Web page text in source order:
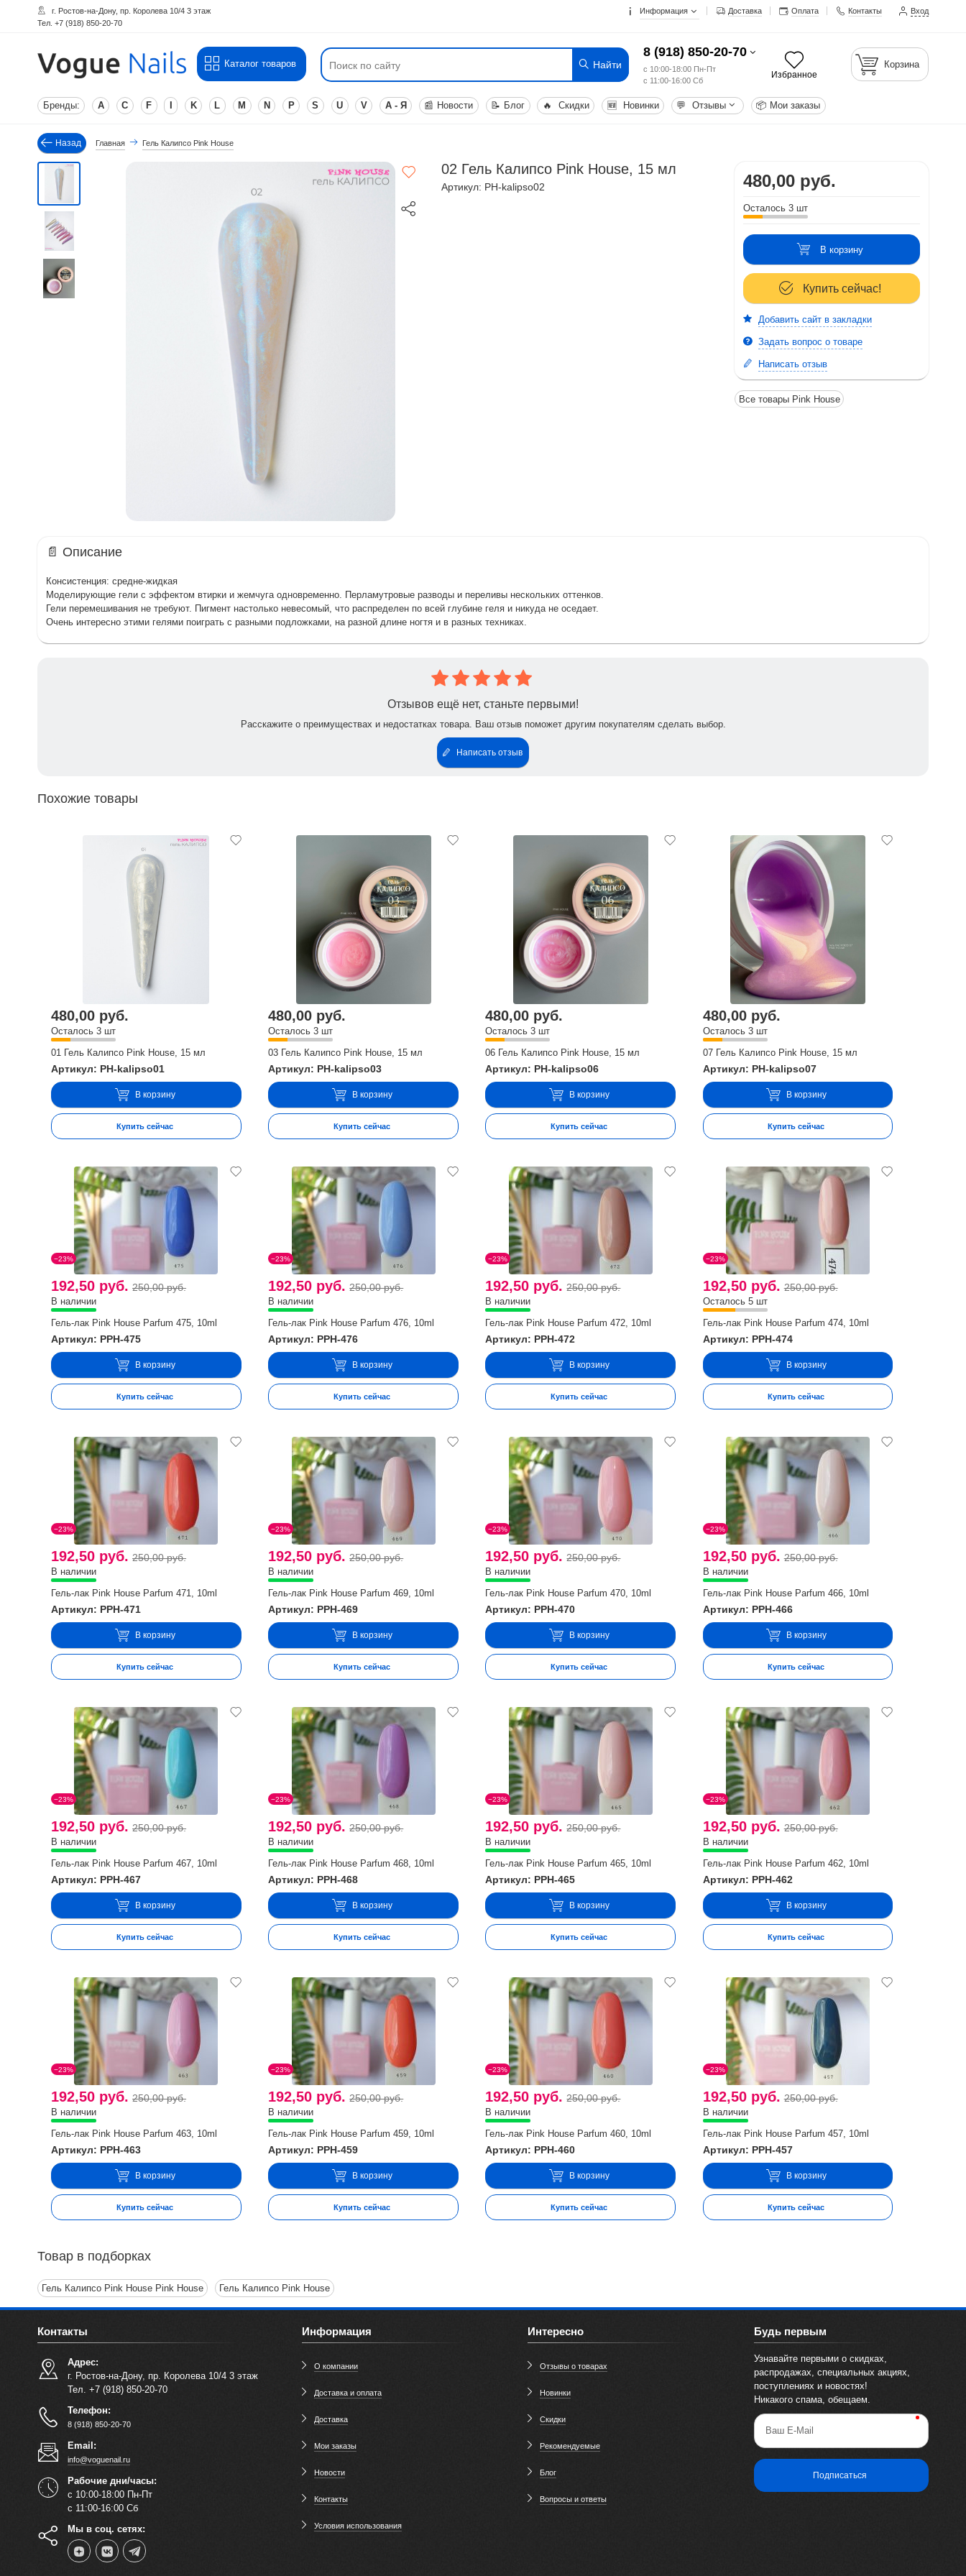
г. Ростов-на-Дону, пр. Королева 10/4 3 этаж
Тел. +7 (918) 850-20-70
Информация Доставка Оплата Контакты Вход
Каталог товаров Найти
8 (918) 850-20-70
с 10:00-18:00 Пн-Пт
с 11:00-16:00 Сб
Избранное
Корзина
Бренды: A C F K L M N P S U V А - Я 📰 Новости 📝 Блог 🔥 Скидки 🆕 Новинки 💬 Отзывы 📦 Мои заказы
Назад Главная Гель Калипсо Pink House
02 Гель Калипсо Pink House, 15 мл
Артикул: PH-kalipso02 480,00 руб.
Осталось 3 шт
В корзину
Купить сейчас!
Добавить сайт в закладки
Задать вопрос о товаре
Написать отзыв
Все товары Pink House
📄 Описание
Консистенция: средне-жидкая
Моделирующие гели с эффектом втирки и жемчуга одновременно. Перламутровые разводы и переливы нескольких оттенков.
Гели перемешивания не требуют. Пигмент настолько невесомый, что распределен по всей глубине геля и никуда не оседает.
Очень интересно этими гелями поиграть с разными подложками, на разной длине ногтя и в разных техниках.
Отзывов ещё нет, станьте первыми!
Расскажите о преимуществах и недостатках товара. Ваш отзыв поможет другим покупателям сделать выбор.
Написать отзыв
Похожие товары
480,00 руб.
Осталось 3 шт
01 Гель Калипсо Pink House, 15 мл
Артикул: PH-kalipso01
В корзину
Купить сейчас
480,00 руб.
Осталось 3 шт
03 Гель Калипсо Pink House, 15 мл
Артикул: PH-kalipso03
В корзину
Купить сейчас
480,00 руб.
Осталось 3 шт
06 Гель Калипсо Pink House, 15 мл
Артикул: PH-kalipso06
В корзину
Купить сейчас
480,00 руб.
Осталось 3 шт
07 Гель Калипсо Pink House, 15 мл
Артикул: PH-kalipso07
В корзину
Купить сейчас
−23%
192,50 руб. 250,00 руб.
В наличии
Гель-лак Pink House Parfum 475, 10ml
Артикул: PPH-475
В корзину
Купить сейчас
−23%
192,50 руб. 250,00 руб.
В наличии
Гель-лак Pink House Parfum 476, 10ml
Артикул: PPH-476
В корзину
Купить сейчас
−23%
192,50 руб. 250,00 руб.
В наличии
Гель-лак Pink House Parfum 472, 10ml
Артикул: PPH-472
В корзину
Купить сейчас
−23%
192,50 руб. 250,00 руб.
Осталось 5 шт
Гель-лак Pink House Parfum 474, 10ml
Артикул: PPH-474
В корзину
Купить сейчас
−23%
192,50 руб. 250,00 руб.
В наличии
Гель-лак Pink House Parfum 471, 10ml
Артикул: PPH-471
В корзину
Купить сейчас
−23%
192,50 руб. 250,00 руб.
В наличии
Гель-лак Pink House Parfum 469, 10ml
Артикул: PPH-469
В корзину
Купить сейчас
−23%
192,50 руб. 250,00 руб.
В наличии
Гель-лак Pink House Parfum 470, 10ml
Артикул: PPH-470
В корзину
Купить сейчас
−23%
192,50 руб. 250,00 руб.
В наличии
Гель-лак Pink House Parfum 466, 10ml
Артикул: PPH-466
В корзину
Купить сейчас
−23%
192,50 руб. 250,00 руб.
В наличии
Гель-лак Pink House Parfum 467, 10ml
Артикул: PPH-467
В корзину
Купить сейчас
−23%
192,50 руб. 250,00 руб.
В наличии
Гель-лак Pink House Parfum 468, 10ml
Артикул: PPH-468
В корзину
Купить сейчас
−23%
192,50 руб. 250,00 руб.
В наличии
Гель-лак Pink House Parfum 465, 10ml
Артикул: PPH-465
В корзину
Купить сейчас
−23%
192,50 руб. 250,00 руб.
В наличии
Гель-лак Pink House Parfum 462, 10ml
Артикул: PPH-462
В корзину
Купить сейчас
−23%
192,50 руб. 250,00 руб.
В наличии
Гель-лак Pink House Parfum 463, 10ml
Артикул: PPH-463
В корзину
Купить сейчас
−23%
192,50 руб. 250,00 руб.
В наличии
Гель-лак Pink House Parfum 459, 10ml
Артикул: PPH-459
В корзину
Купить сейчас
−23%
192,50 руб. 250,00 руб.
В наличии
Гель-лак Pink House Parfum 460, 10ml
Артикул: PPH-460
В корзину
Купить сейчас
−23%
192,50 руб. 250,00 руб.
В наличии
Гель-лак Pink House Parfum 457, 10ml
Артикул: PPH-457
В корзину
Купить сейчас
Товар в подборках
Гель Калипсо Pink House Pink House Гель Калипсо Pink House
Контакты
Адрес:
г. Ростов-на-Дону, пр. Королева 10/4 3 этаж
Тел. +7 (918) 850-20-70
Телефон:
8 (918) 850-20-70
Email:
info@voguenail.ru
Рабочие дни/часы:
с 10:00-18:00 Пн-Пт
с 11:00-16:00 Сб
Мы в соц. сетях:
Информация
О компании
Доставка и оплата
Доставка
Мои заказы
Новости
Контакты
Условия использования
Интересно
Отзывы о товарах
Новинки
Скидки
Рекомендуемые
Блог
Вопросы и ответы
Будь первым
Узнавайте первыми о скидках,
распродажах, специальных акциях,
поступлениях и новостях!
Никакого спама, обещаем.
Ваш E-Mail
Подписаться